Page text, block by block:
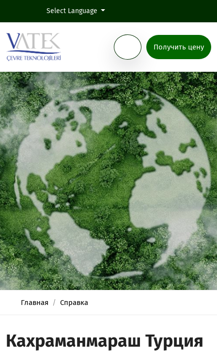
Select Language
Получить цену
Главная Справка
Кахраманмараш Турция